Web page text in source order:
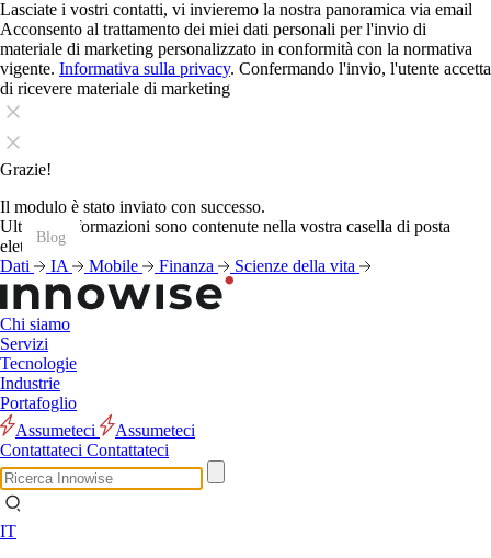
Lasciate i vostri contatti, vi invieremo la nostra panoramica via email
Acconsento al trattamento dei miei dati personali per l'invio di
materiale di marketing personalizzato in conformità con la normativa
vigente. Informativa sulla privacy. Confermando l'invio, l'utente accetta
di ricevere materiale di marketing
Grazie!
Il modulo è stato inviato con successo.
Ulteriori informazioni sono contenute nella vostra casella di posta
elettronica.
Dati
IA Mobile Finanza Scienze della vita
Chi siamo
Servizi
Tecnologie
Industrie
Portafoglio
Assumeteci
Assumeteci
Contattateci Contattateci
IT
Blog
Blog
Blog
Blog
Blog
Blog
Blog
Blog
Blog
Blog
Blog
Blog